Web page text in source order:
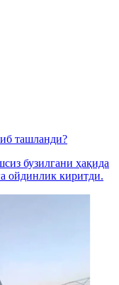
ташланди?
бузилгани ҳақида
ойдинлик киритди.